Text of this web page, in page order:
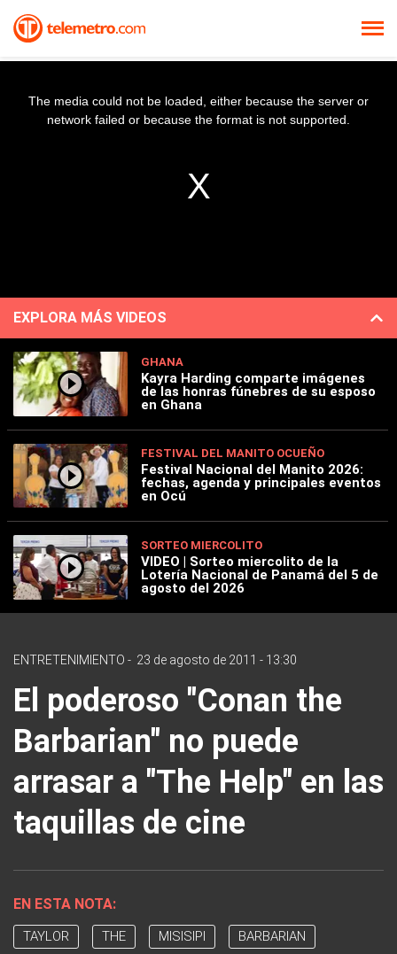
The media could not be loaded, either because the server or
network failed or because the format is not supported.
EXPLORA MÁS VIDEOS
GHANA
Kayra Harding comparte imágenes
de las honras fúnebres de su esposo
en Ghana
FESTIVAL DEL MANITO OCUEÑO
Festival Nacional del Manito 2026:
fechas, agenda y principales eventos
en Ocú
SORTEO MIERCOLITO
VIDEO | Sorteo miercolito de la
Lotería Nacional de Panamá del 5 de
agosto del 2026
ENTRETENIMIENTO - 23 de agosto de 2011 - 13:30
El poderoso "Conan the
Barbarian" no puede
arrasar a "The Help" en las
taquillas de cine
EN ESTA NOTA:
TAYLOR THE MISISIPI BARBARIAN